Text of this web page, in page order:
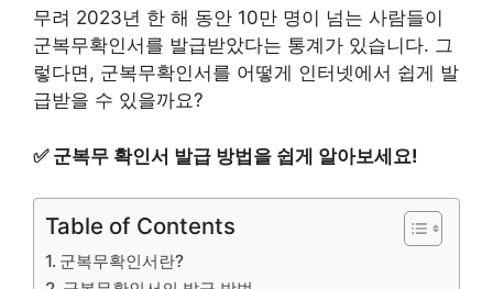
무려 2023년 한 해 동안 10만 명이 넘는 사람들이
군복무확인서를 발급받았다는 통계가 있습니다. 그
렇다면, 군복무확인서를 어떻게 인터넷에서 쉽게 발
급받을 수 있을까요?
✅ 군복무 확인서 발급 방법을 쉽게 알아보세요!
Table of Contents
군복무확인서란?